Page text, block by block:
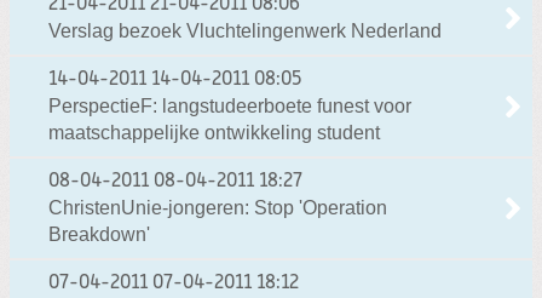
21-04-2011 21-04-2011 08:06
Verslag bezoek Vluchtelingenwerk Nederland
14-04-2011 14-04-2011 08:05
PerspectieF: langstudeerboete funest voor
maatschappelijke ontwikkeling student
08-04-2011 08-04-2011 18:27
ChristenUnie-jongeren: Stop 'Operation
Breakdown'
07-04-2011 07-04-2011 18:12